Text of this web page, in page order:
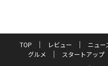
TOP レビュー ニュー
グルメ
スタートアップ